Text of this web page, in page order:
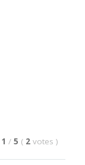
1 / 5 ( 2 votes )